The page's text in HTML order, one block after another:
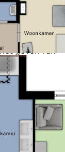
De
eenduidige
geven van
De
beperkingen